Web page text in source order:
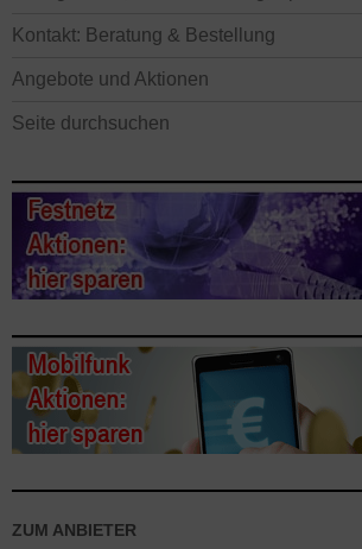
Kontakt: Beratung & Bestellung
Angebote und Aktionen
Seite durchsuchen
ZUM ANBIETER